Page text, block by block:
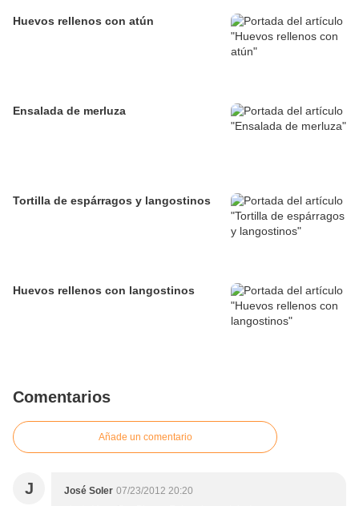
Huevos rellenos con atún
Ensalada de merluza
Tortilla de espárragos y langostinos
Huevos rellenos con langostinos
Comentarios
Añade un comentario
J José Soler 07/23/2012 20:20